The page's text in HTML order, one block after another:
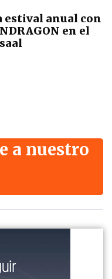
estival anual con
en el
a nuestro